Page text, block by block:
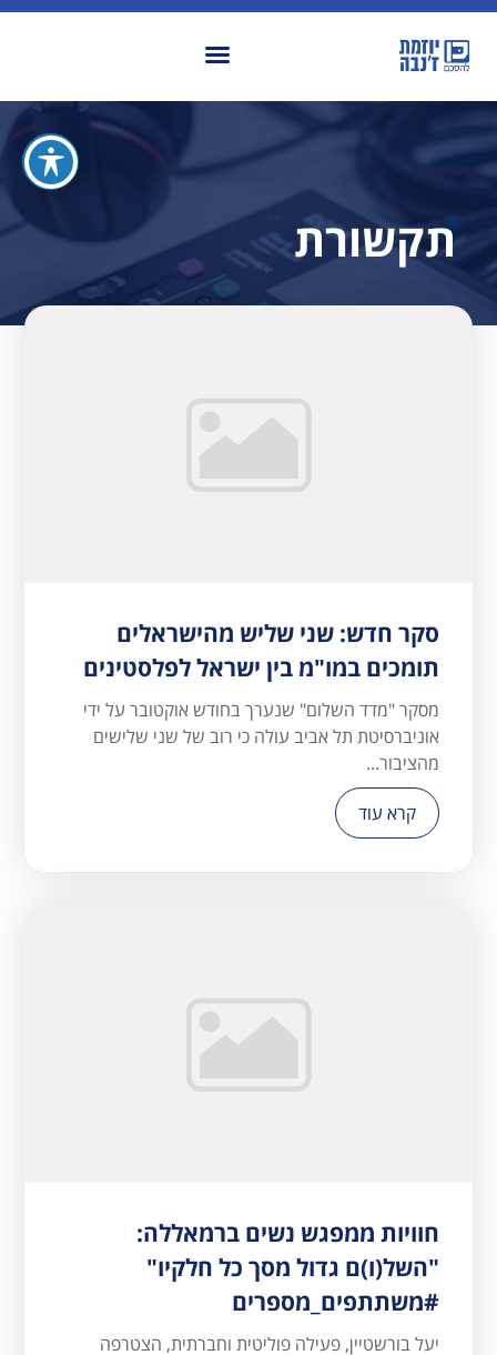
תקשורת
סקר חדש: שני שליש מהישראלים
תומכים במו"מ בין ישראל לפלסטינים
מסקר "מדד השלום" שנערך בחודש אוקטובר על ידי
אוניברסיטת תל אביב עולה כי רוב של שני שלישים
מהציבור...
קרא עוד
חוויות ממפגש נשים ברמאללה:
"השל(ו)ם גדול מסך כל חלקיו"
#משתתפים_מספרים
יעל בורשטיין, פעילה פוליטית וחברתית, הצטרפה